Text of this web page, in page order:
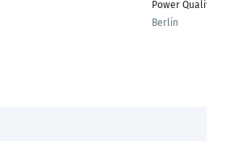
Power Quality
Berlin